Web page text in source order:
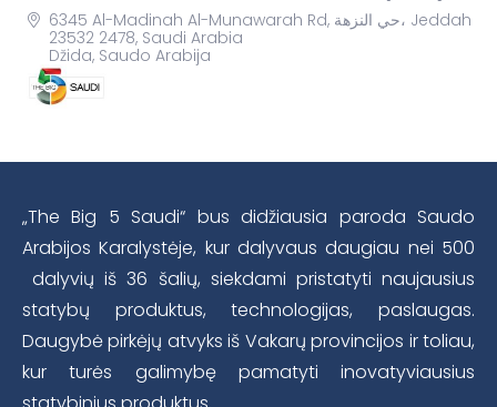
6345 Al-Madinah Al-Munawarah Rd, حي النزهة، Jeddah
23532 2478, Saudi Arabia
Džida, Saudo Arabija
„The Big 5 Saudi“ bus didžiausia paroda Saudo
Arabijos Karalystėje, kur dalyvaus daugiau nei 500
dalyvių iš 36 šalių, siekdami pristatyti naujausius
statybų produktus, technologijas, paslaugas.
Daugybė pirkėjų atvyks iš Vakarų provincijos ir toliau,
kur turės galimybę pamatyti inovatyviausius